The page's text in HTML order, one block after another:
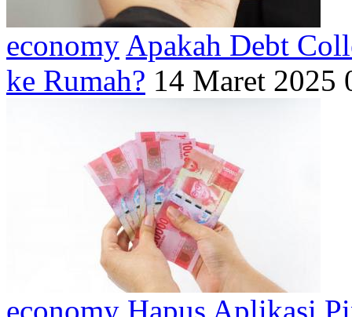
economy Apakah Debt
ke Rumah? 14 Maret 2025